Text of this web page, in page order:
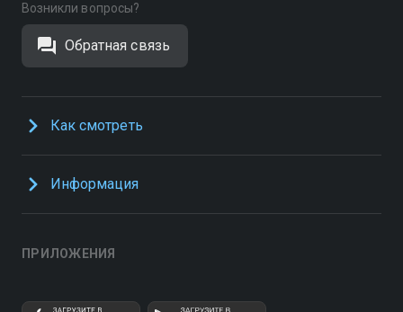
Возникли вопросы?
Обратная связь
Как смотреть
Информация
ПРИЛОЖЕНИЯ